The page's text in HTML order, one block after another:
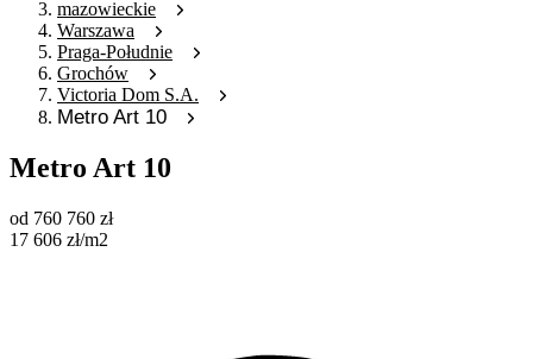
mazowieckie
Warszawa
Praga-Południe
Grochów
Victoria Dom S.A.
Metro Art 10
Metro Art 10
od 760 760 zł
17 606 zł/m2